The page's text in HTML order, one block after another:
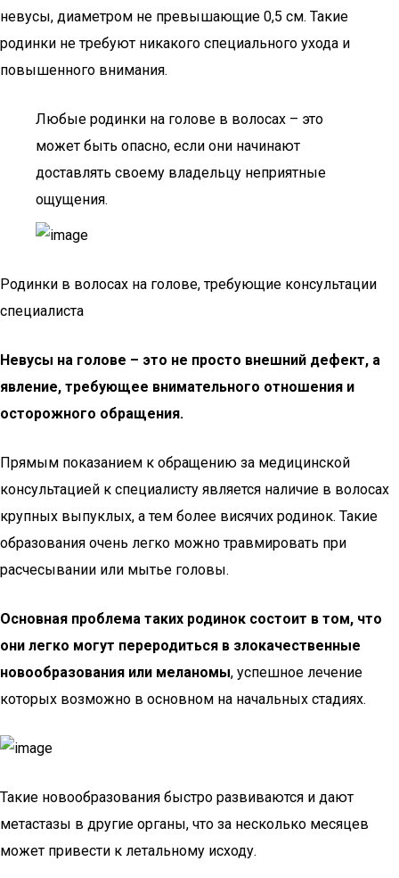
невусы, диаметром не превышающие 0,5 см. Такие
родинки не требуют никакого специального ухода и
повышенного внимания.
Любые родинки на голове в волосах – это
может быть опасно, если они начинают
доставлять своему владельцу неприятные
ощущения.
Родинки в волосах на голове, требующие консультации
специалиста
Невусы на голове – это не просто внешний дефект, а
явление, требующее внимательного отношения и
осторожного обращения.
Прямым показанием к обращению за медицинской
консультацией к специалисту является наличие в волосах
крупных выпуклых, а тем более висячих родинок. Такие
образования очень легко можно травмировать при
расчесывании или мытье головы.
Основная проблема таких родинок состоит в том, что
они легко могут переродиться в злокачественные
новообразования или меланомы, успешное лечение
которых возможно в основном на начальных стадиях.
Такие новообразования быстро развиваются и дают
метастазы в другие органы, что за несколько месяцев
может привести к летальному исходу.